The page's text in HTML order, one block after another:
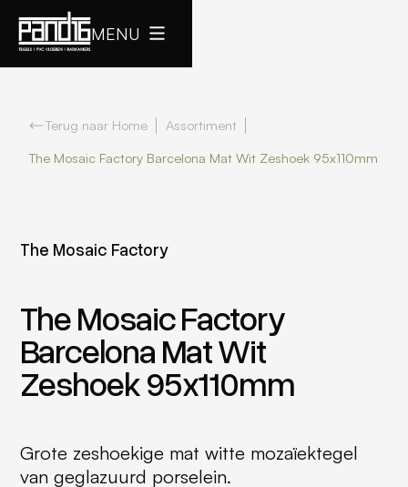
MENU
Terug naar Home
Assortiment
The Mosaic Factory Barcelona Mat Wit Zeshoek 95x110mm
The Mosaic Factory
The Mosaic Factory
Barcelona Mat Wit
Zeshoek 95x110mm
Grote zeshoekige mat witte mozaïektegel
van geglazuurd porselein.